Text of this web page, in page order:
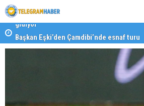
Başkan Eşki’den Çamdibi’nde esnaf turu